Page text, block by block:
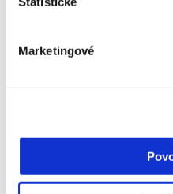
Marketingové
jiným lidem
kterých se rozhodnete